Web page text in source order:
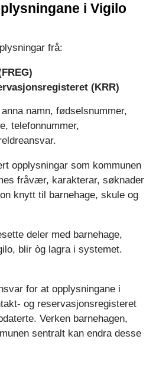
i Vigilo
frå:
(KRR)
namn, fødselsnummer,
telefonnummer,
opplysningar som kommunen
fråvær, karakterar, søknader
knytt til barnehage, skule og
deler med barnehage,
blir òg lagra i systemet.
for at opplysningane i
og reservasjonsregisteret
Verken barnehagen,
sentralt kan endra desse